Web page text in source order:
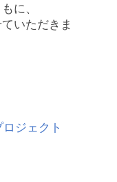
に、
いただきま